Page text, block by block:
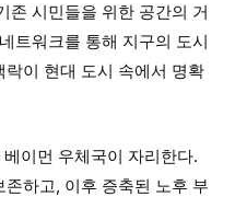
존 시민들을 위한 공간의 거
트워크를 통해 지구의 도시
이 현대 도시 속에서 명확
이먼 우체국이 자리한다.
하고, 이후 증축된 노후 부